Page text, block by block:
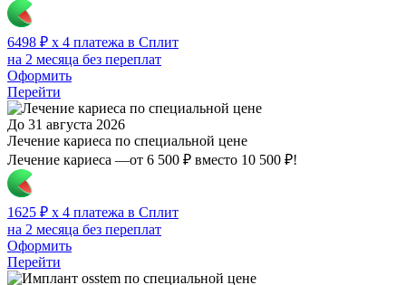
6498 ₽ x 4 платежа в Сплит
на 2 месяца без переплат
Оформить
Перейти
До 31 августа 2026
Лечение кариеса по специальной цене
Лечение кариеса —от 6 500 ₽ вместо 10 500 ₽!
1625 ₽ x 4 платежа в Сплит
на 2 месяца без переплат
Оформить
Перейти